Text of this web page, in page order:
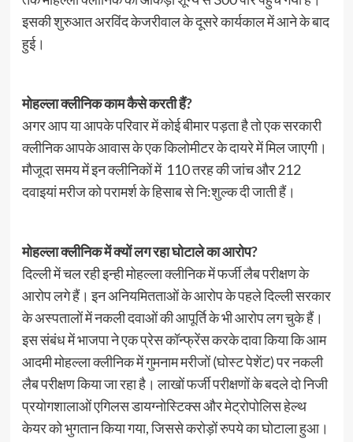
इसकी शुरुआत अरविंद केजरीवाल के दूसरे कार्यकाल में आने के बाद
हुई।
मोहल्ला क्लीनिक काम कैसे करती हैं?
अगर आप या आपके परिवार में कोई बीमार पड़ता है तो एक सरकारी
क्लीनिक आपके आवास के एक किलोमीटर के दायरे में मिल जाएगी।
मौजूदा समय में इन क्लीनिकों में 110 तरह की जांच और 212
दवाइयां मरीज को परामर्श के हिसाब से नि:शुल्क दी जाती हैं।
मोहल्ला क्लीनिक में क्यों लग रहा घोटाले का आरोप?
दिल्ली में चल रही इन्ही मोहल्ला क्लीनिक में फर्जी लैब परीक्षण के
आरोप लगे हैं। इन अनियमितताओं के आरोप के पहले दिल्ली सरकार
के अस्पतालों में नकली दवाओं की आपूर्ति के भी आरोप लग चुके हैं।
इस संबंध में भाजपा ने एक प्रेस कॉन्फ्रेंस करके दावा किया कि आम
आदमी मोहल्ला क्लीनिक में गुमनाम मरीजों (घोस्ट पेशेंट) पर नकली
लैब परीक्षण किया जा रहा है। लाखों फर्जी परीक्षणों के बदले दो निजी
प्रयोगशालाओं एगिलस डायग्नोस्टिक्स और मेट्रोपोलिस हेल्थ
केयर को भुगतान किया गया, जिससे करोड़ों रुपये का घोटाला हुआ।